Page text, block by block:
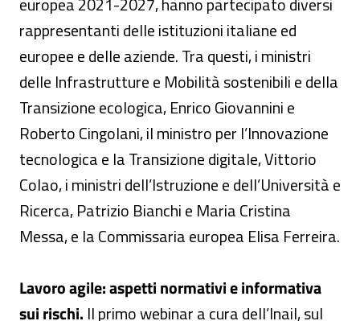
rappresentanti delle istituzioni italiane ed
europee e delle aziende. Tra questi, i ministri
delle Infrastrutture e Mobilità sostenibili e della
Transizione ecologica, Enrico Giovannini e
Roberto Cingolani, il ministro per l’Innovazione
tecnologica e la Transizione digitale, Vittorio
Colao, i ministri dell’Istruzione e dell’Università e
Ricerca, Patrizio Bianchi e Maria Cristina
Messa, e la Commissaria europea Elisa Ferreira.
Lavoro agile: aspetti normativi e informativa
sui rischi. Il primo webinar a cura dell’Inail, sul